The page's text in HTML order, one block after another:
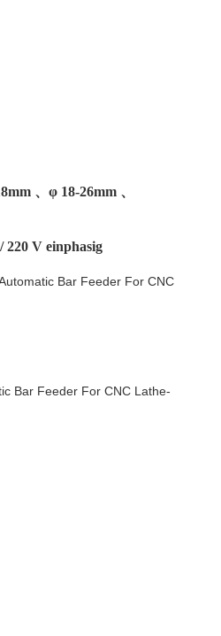
、φ 18-26mm 、
220 V einphasig